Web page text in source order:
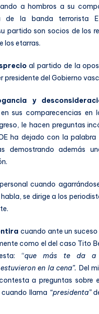
a hombros a su
de la banda terrorista
partido son socios de los
los etarras.
al partido de la
presidente del Gobierno
y
sus comparecencias en
le hacen preguntas
ha dejado con la
demostrando además
personal cuando
se dirige a los
cuando ante un
como el del caso Tito
“que más te da a
en la cena”. Del
a preguntas sobre
llama “presidenta”